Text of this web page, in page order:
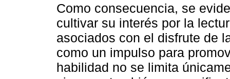
Como consecuencia, se
cultivar su interés por la
asociados con el disfrute de
como un impulso para
habilidad no se limita